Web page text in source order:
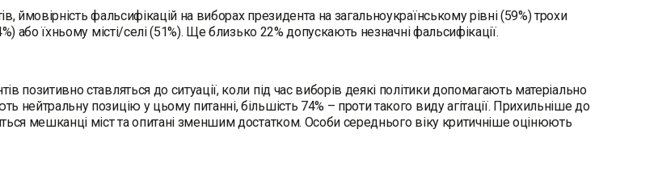
ймовірність фальсифікацій на виборах президента на загальноукраїнському рівні (59%) трохи
або їхньому місті/селі (51%). Ще близько 22% допускають незначні фальсифікації.
позитивно ставляться до ситуації, коли під час виборів деякі політики допомагають матеріально
нейтральну позицію у цьому питанні, більшість 74% – проти такого виду агітації. Прихильніше до
мешканці міст та опитані зменшим достатком. Особи середнього віку критичніше оцінюють